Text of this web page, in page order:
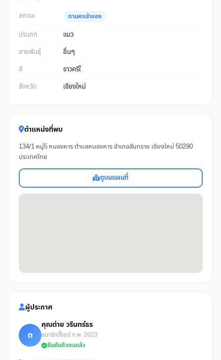
สถานะ ตามหาเจ้าของ
ประเภท
แมว
สายพันธุ์
อื่นๆ
สี
ขาวครีใ
จังหวัด
เชียงใหม่
ตำแหน่งที่พบ
134/1 หมู่5 หนองหาร ตำบลหนองหาร อำเภอสันทราย เชียงใหม่ 50290
ประเทศไทย
ดูบนแผนที่
ผู้ประกาศ
ต
คุณต่าย วรินทร์ธร
สมาชิกตั้งแต่ ก.พ. 2023
ยืนยันตัวตนแล้ว